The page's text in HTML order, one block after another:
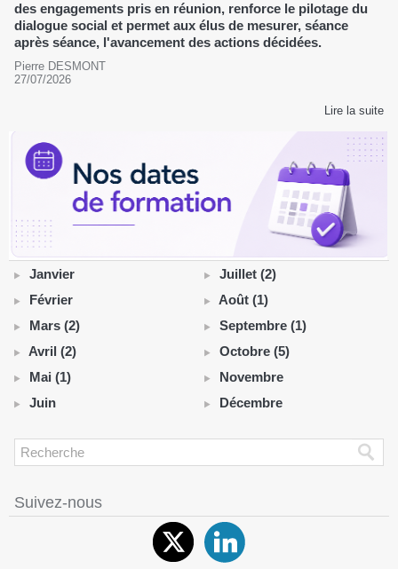
des engagements pris en réunion, renforce le pilotage du
dialogue social et permet aux élus de mesurer, séance
après séance, l'avancement des actions décidées.
Pierre DESMONT
27/07/2026
Lire la suite
Janvier
Février
Mars (2)
Avril (2)
Mai (1)
Juin
Juillet (2)
Août (1)
Septembre (1)
Octobre (5)
Novembre
Décembre
Suivez-nous